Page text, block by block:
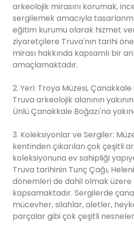
arkeolojik mirasını korumak,
sergilemek amacıyla
eğitim kurumu olarak hizmet
ziyaretçilere Truva'nın tarihi
mirası hakkında kapsamlı bir
amaçlamaktadır.
2. Yeri: Troya Müzesi,
Truva arkeolojik alanının
Ünlü Çanakkale Boğazı'na
3. Koleksiyonlar ve Sergiler:
kentinden çıkarılan çok çeşitli
koleksiyonuna ev sahipliği
Truva tarihinin Tunç Çağı,
dönemleri de dahil olmak
kapsamaktadır. Sergilerde
mücevher, silahlar, aletler,
parçalar gibi çok çeşitli